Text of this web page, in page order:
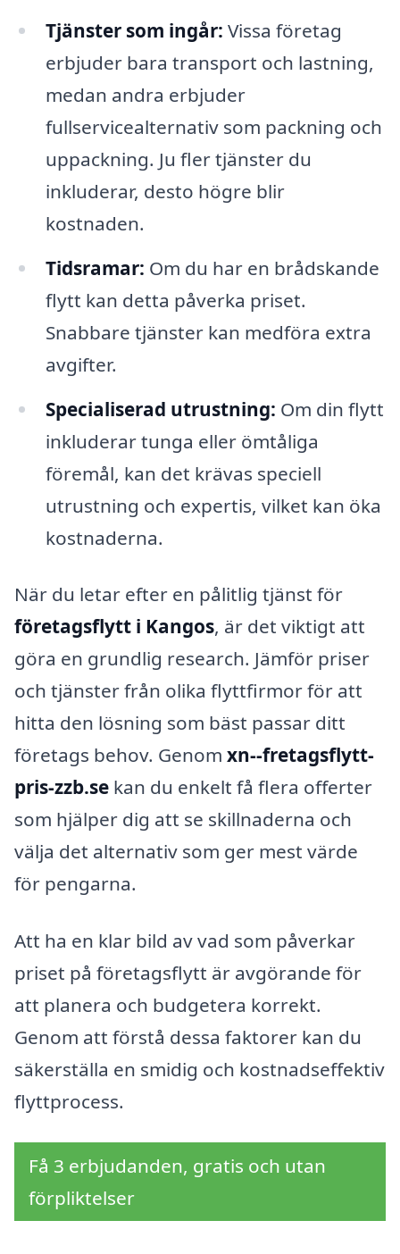
Tjänster som ingår: Vissa företag
erbjuder bara transport och lastning,
medan andra erbjuder
fullservicealternativ som packning och
uppackning. Ju fler tjänster du
inkluderar, desto högre blir
kostnaden.
Tidsramar: Om du har en brådskande
flytt kan detta påverka priset.
Snabbare tjänster kan medföra extra
avgifter.
Specialiserad utrustning: Om din flytt
inkluderar tunga eller ömtåliga
föremål, kan det krävas speciell
utrustning och expertis, vilket kan öka
kostnaderna.
När du letar efter en pålitlig tjänst för
företagsflytt i Kangos, är det viktigt att
göra en grundlig research. Jämför priser
och tjänster från olika flyttfirmor för att
hitta den lösning som bäst passar ditt
företags behov. Genom xn--fretagsflytt-
pris-zzb.se kan du enkelt få flera offerter
som hjälper dig att se skillnaderna och
välja det alternativ som ger mest värde
för pengarna.
Att ha en klar bild av vad som påverkar
priset på företagsflytt är avgörande för
att planera och budgetera korrekt.
Genom att förstå dessa faktorer kan du
säkerställa en smidig och kostnadseffektiv
flyttprocess.
Få 3 erbjudanden, gratis och utan
förpliktelser